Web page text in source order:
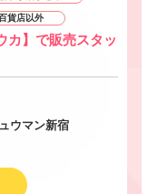
貨店以外
カ】で販売スタッ
ウマン新宿